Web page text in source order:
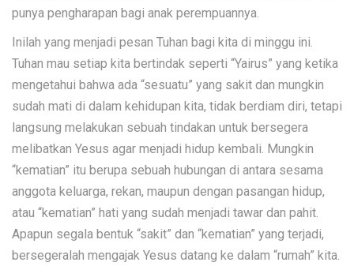
punya pengharapan bagi anak perempuannya.
Inilah yang menjadi pesan Tuhan bagi kita di minggu ini.
Tuhan mau setiap kita bertindak seperti “Yairus” yang ketika
mengetahui bahwa ada “sesuatu” yang sakit dan mungkin
sudah mati di dalam kehidupan kita, tidak berdiam diri, tetapi
langsung melakukan sebuah tindakan untuk bersegera
melibatkan Yesus agar menjadi hidup kembali. Mungkin
“kematian” itu berupa sebuah hubungan di antara sesama
anggota keluarga, rekan, maupun dengan pasangan hidup,
atau “kematian” hati yang sudah menjadi tawar dan pahit.
Apapun segala bentuk “sakit” dan “kematian” yang terjadi,
bersegeralah mengajak Yesus datang ke dalam “rumah” kita.